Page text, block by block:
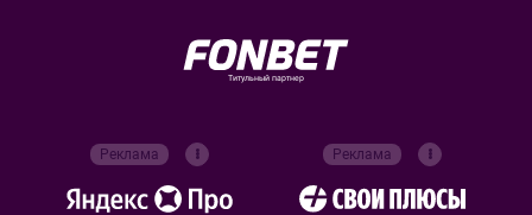
Титульный партнер
Реклама Реклама